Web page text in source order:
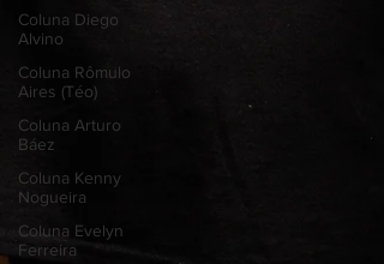
Coluna Diego
Alvino
Coluna Rômulo
Aires (Téo)
Coluna Arturo
Báez
Coluna Kenny
Nogueira
Coluna Evelyn
Ferreira